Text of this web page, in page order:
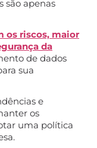
são apenas
os riscos, maior
da
de dados
sua
e
os
uma política